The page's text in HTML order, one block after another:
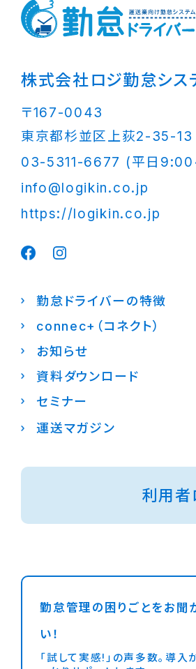
株式会社ロジ勤怠シス
〒167-0043
東京都杉並区上荻2-35-13
03-5311-6677 (平日
info@logikin.co.jp
https://logikin.co.jp
勤怠ドライバーの特徴
connec+（コネクト）
お知らせ
資料ダウンロード
セミナー
運送マガジン
利用者
勤怠管理の困りごとをお聞
い！
「試して実感!」の声多数。導入から運用までし